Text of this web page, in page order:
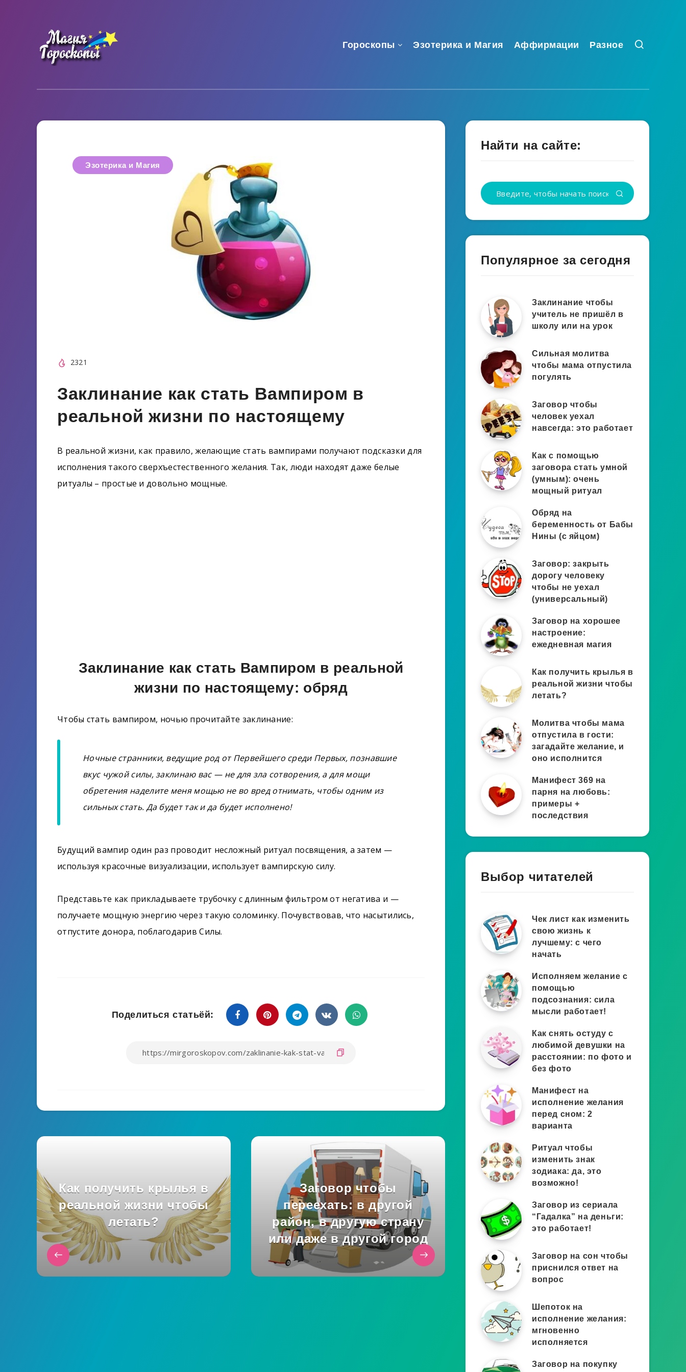
Гороскопы Эзотерика и Магия Аффирмации Разное
Эзотерика и Магия
2321
Заклинание как стать Вампиром в
реальной жизни по настоящему
В реальной жизни, как правило, желающие стать вампирами получают подсказки для
исполнения такого сверхъестественного желания. Так, люди находят даже белые
ритуалы – простые и довольно мощные.
Заклинание как стать Вампиром в реальной
жизни по настоящему: обряд
Чтобы стать вампиром, ночью прочитайте заклинание:
Ночные странники, ведущие род от Первейшего среди Первых, познавшие
вкус чужой силы, заклинаю вас — не для зла сотворения, а для мощи
обретения наделите меня мощью не во вред отнимать, чтобы одним из
сильных стать. Да будет так и да будет исполнено!
Будущий вампир один раз проводит несложный ритуал посвящения, а затем —
используя красочные визуализации, использует вампирскую силу.
Представьте как прикладываете трубочку с длинным фильтром от негатива и —
получаете мощную энергию через такую соломинку. Почувствовав, что насытились,
отпустите донора, поблагодарив Силы.
Поделиться статьёй:
Как получить крылья в
реальной жизни чтобы
летать?
Заговор чтобы
переехать: в другой
район, в другую страну
или даже в другой город
Найти на сайте:
Популярное за сегодня
Заклинание чтобы
учитель не пришёл в
школу или на урок
Сильная молитва
чтобы мама отпустила
погулять
Заговор чтобы
человек уехал
навсегда: это работает
Как с помощью
заговора стать умной
(умным): очень
мощный ритуал
Обряд на
беременность от Бабы
Нины (с яйцом)
Заговор: закрыть
дорогу человеку
чтобы не уехал
(универсальный)
Заговор на хорошее
настроение:
ежедневная магия
Как получить крылья в
реальной жизни чтобы
летать?
Молитва чтобы мама
отпустила в гости:
загадайте желание, и
оно исполнится
Манифест 369 на
парня на любовь:
примеры +
последствия
Выбор читателей
Чек лист как изменить
свою жизнь к
лучшему: с чего
начать
Исполняем желание с
помощью
подсознания: сила
мысли работает!
Как снять остуду с
любимой девушки на
расстоянии: по фото и
без фото
Манифест на
исполнение желания
перед сном: 2
варианта
Ритуал чтобы
изменить знак
зодиака: да, это
возможно!
Заговор из сериала
“Гадалка” на деньги:
это работает!
Заговор на сон чтобы
приснился ответ на
вопрос
Шепоток на
исполнение желания:
мгновенно
исполняется
Заговор на покупку